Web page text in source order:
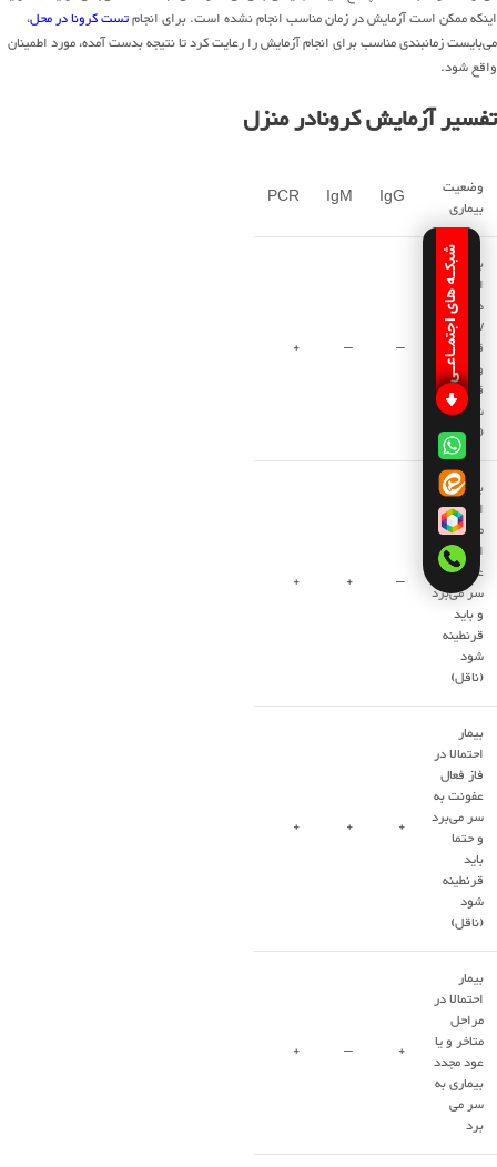
اینکه ممکن است آزمایش در زمان مناسب انجام ‌نشده است. برای انجامتست کرونا در محل،
می‌بایست زمانبندی مناسب برای انجام آزمایش را رعایت کرد تا نتیجه بدست آمده، مورد اطمینان
واقع شود.
تفسیر آزمایش کرونادر منزل
وضعیت
بیماری
IgG
IgM
PCR
بیمار
احتمالا در
دوره
window
قرار دارد
و باید
قرنطینه
شود
(ناقل)
–
–
+
بیمار
احتمالا در
مراحل
اولیه
عفونت به
سر می‌برد
و باید
قرنطینه
شود
(ناقل)
–
+
+
بیمار
احتمالا در
فاز فعال
عفونت به
سر می‌برد
و حتما
باید
قرنطینه
شود
(ناقل)
+
+
+
بیمار
احتمالا در
مراحل
متاخر و یا
عود مجدد
بیماری به
سر می
برد
+
–
+
شبکـه های اجتمـاعـی